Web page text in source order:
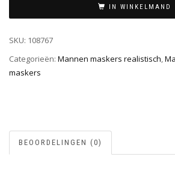
IN WINKELMAND
SKU: 108767
Categorieën: Mannen maskers realistisch
maskers
BEOORDELINGEN (0)